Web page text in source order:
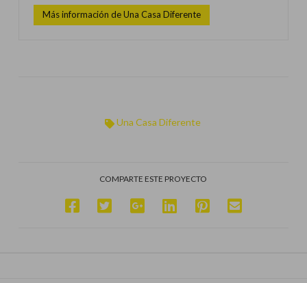
Más información de Una Casa Diferente
Una Casa Diferente
COMPARTE ESTE PROYECTO